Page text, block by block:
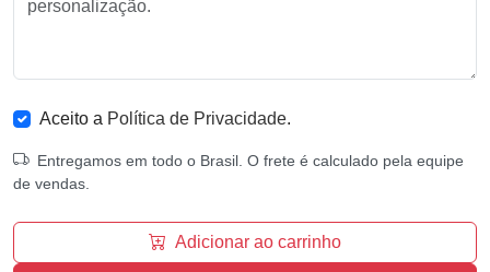
Aceito a Política de Privacidade.
Entregamos em todo o Brasil. O frete é calculado pela equipe
de vendas.
Adicionar ao carrinho